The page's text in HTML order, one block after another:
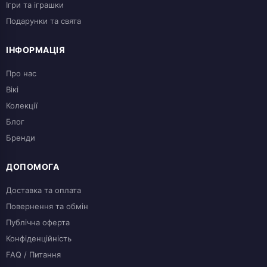
Ігри та іграшки
Подарунки та свята
ІНФОРМАЦІЯ
Про нас
Вікі
Колекції
Блог
Бренди
ДОПОМОГА
Доставка та оплата
Повернення та обмін
Публічна оферта
Конфіденційність
FAQ / Питання